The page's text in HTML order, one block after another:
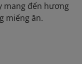
mang đến hương
miếng ăn.